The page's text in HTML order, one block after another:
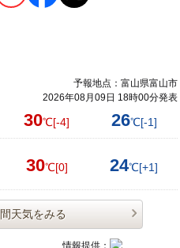
予報地点：富山県富山市
2026年08月09日 18時00分発表
30℃[-4] 26℃[-1]
30℃[0] 24℃[+1]
天気をみる
情報提供：